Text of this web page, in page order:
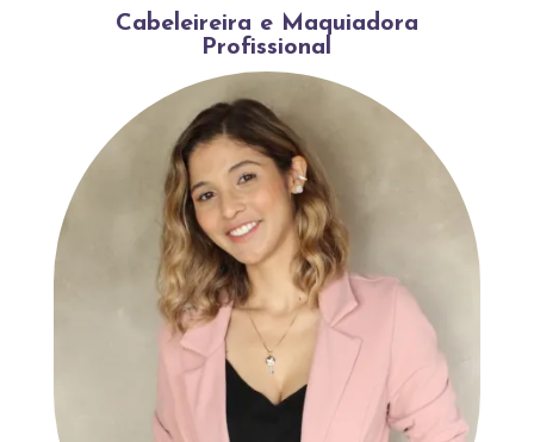
Cabeleireira e Maquiadora
Profissional